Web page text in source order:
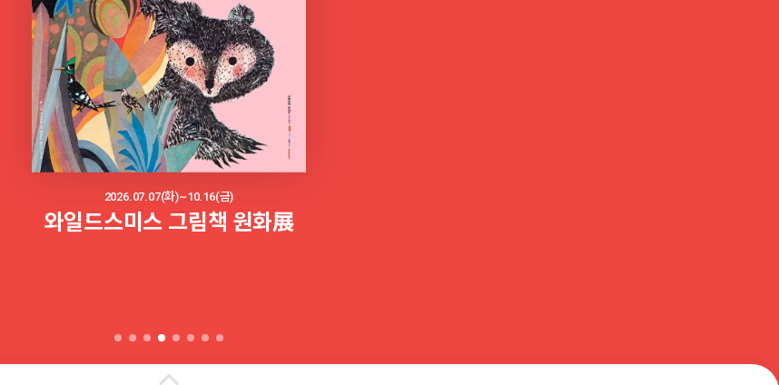
2026.07.07(화)~10.16(금)
와일드스미스 그림책 원화展